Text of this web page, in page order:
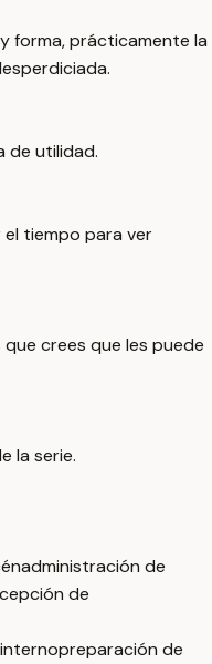
forma, prácticamente la
de utilidad.
el tiempo para ver
crees que les puede
la serie.
administración de
de
preparación de